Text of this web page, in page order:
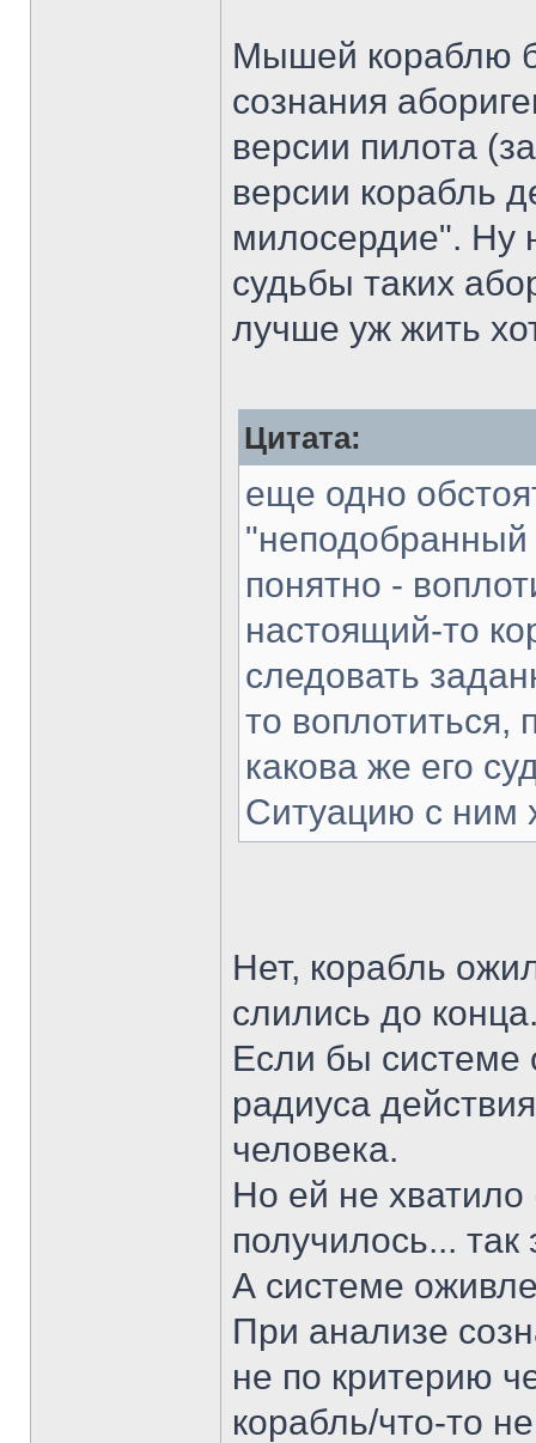
Мышей кораблю
сознания
версии пилота
версии корабль
милосердие". Ну
судьбы таких
лучше уж жить
Цитата:
еще одно
"неподобранный
понятно -
настоящий-то
следовать
то воплотиться,
какова же его
Ситуацию с ним
Нет, корабль
слились до
Если бы системе
радиуса
человека.
Но ей не хватило
получилось...
А системе
При анализе
не по критерию
корабль/что-то